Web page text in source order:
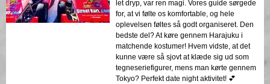
let dryp, var ren magi. Vores guide sørgede
for, at vi følte os komfortable, og hele
oplevelsen føltes så godt organiseret. Den
bedste del? At køre gennem Harajuku i
matchende kostumer! Hvem vidste, at det
kunne være så sjovt at klæde sig ud som
tegneseriefigurer, mens man kørte gennem
Tokyo? Perfekt date night aktivitet! 💕